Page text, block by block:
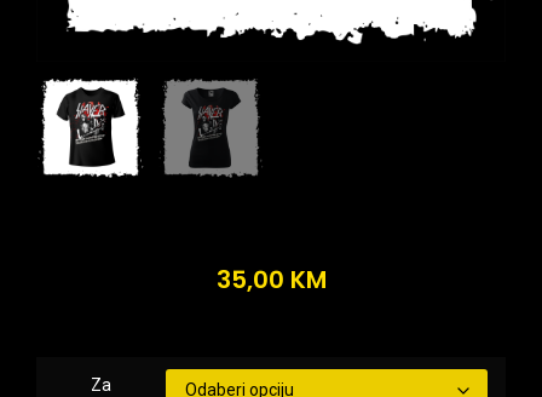
35,00 KM
Za